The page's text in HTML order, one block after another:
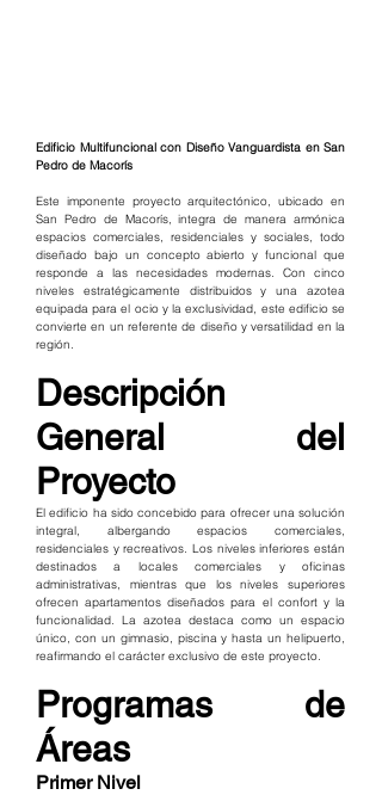
Edificio Multifuncional con Diseño Vanguardista en San
Pedro de Macorís
Este imponente proyecto arquitectónico, ubicado en
San Pedro de Macorís, integra de manera armónica
espacios comerciales, residenciales y sociales, todo
diseñado bajo un concepto abierto y funcional que
responde a las necesidades modernas. Con cinco
niveles estratégicamente distribuidos y una azotea
equipada para el ocio y la exclusividad, este edificio se
convierte en un referente de diseño y versatilidad en la
región.
Descripción
General del
Proyecto
El edificio ha sido concebido para ofrecer una solución
integral, albergando espacios comerciales,
residenciales y recreativos. Los niveles inferiores están
destinados a locales comerciales y oficinas
administrativas, mientras que los niveles superiores
ofrecen apartamentos diseñados para el confort y la
funcionalidad. La azotea destaca como un espacio
único, con un gimnasio, piscina y hasta un helipuerto,
reafirmando el carácter exclusivo de este proyecto.
Programas de
Áreas
Primer Nivel